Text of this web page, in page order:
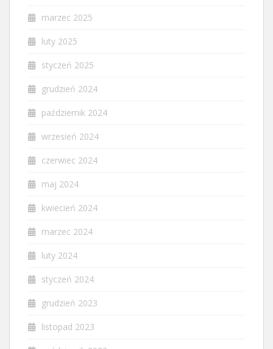
marzec 2025
luty 2025
styczeń 2025
grudzień 2024
październik 2024
wrzesień 2024
czerwiec 2024
maj 2024
kwiecień 2024
marzec 2024
luty 2024
styczeń 2024
grudzień 2023
listopad 2023